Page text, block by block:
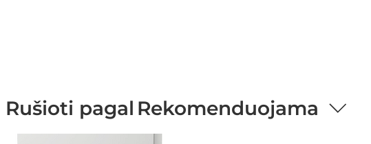
Rušioti pagal Rekomenduojama